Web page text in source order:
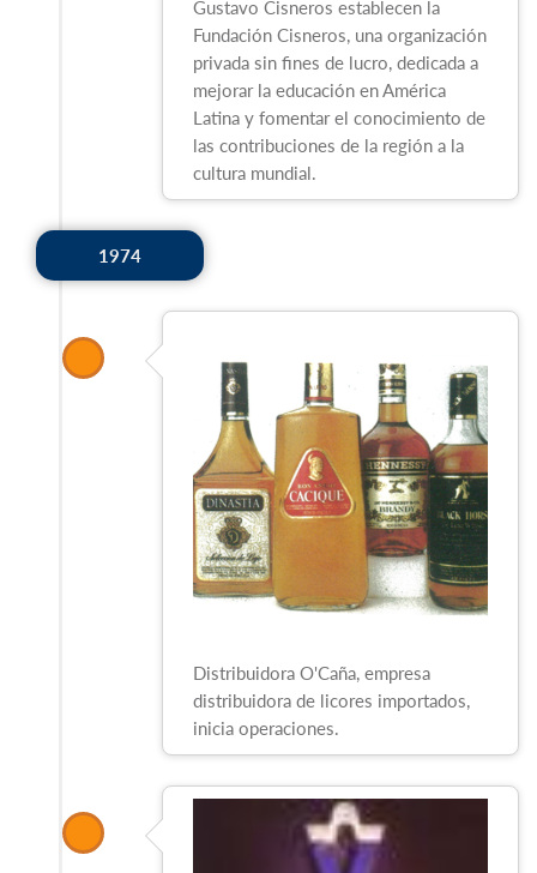
Gustavo Cisneros establecen la
Fundación Cisneros, una organización
privada sin fines de lucro, dedicada a
mejorar la educación en América
Latina y fomentar el conocimiento de
las contribuciones de la región a la
cultura mundial.
1974
Distribuidora O'Caña, empresa
distribuidora de licores importados,
inicia operaciones.